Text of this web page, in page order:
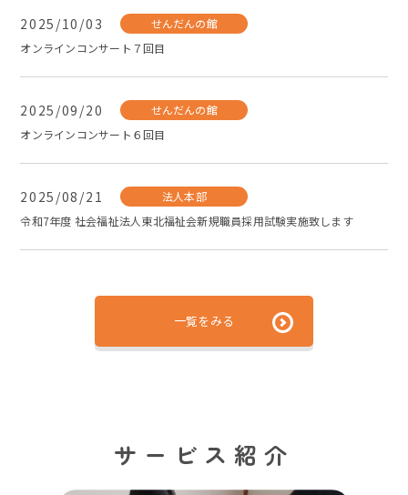
2025/10/03
せんだんの館
オンラインコンサート７回目
2025/09/20
せんだんの館
オンラインコンサート６回目
2025/08/21
法人本部
令和7年度 社会福祉法人東北福祉会新規職員採用試験実施致します
一覧をみる
サービス紹介